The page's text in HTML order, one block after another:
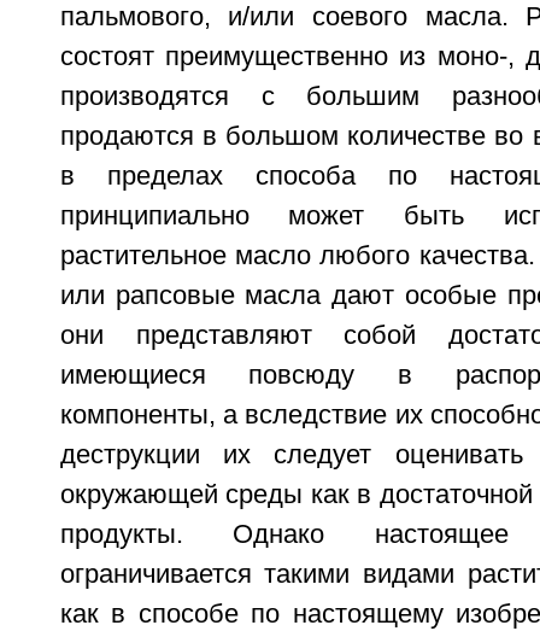
пальмового, и/или соевого масла.
состоят преимущественно из моно-,
производятся с большим
продаются в большом количестве
в пределах способа по
принципиально может быть
растительное масло любого
или рапсовые масла дают особые
они представляют собой
имеющиеся повсюду в
компоненты, а вследствие их
деструкции их следует
окружающей среды как в
продукты. Однако настоящее
ограничивается такими видами
как в способе по настоящему